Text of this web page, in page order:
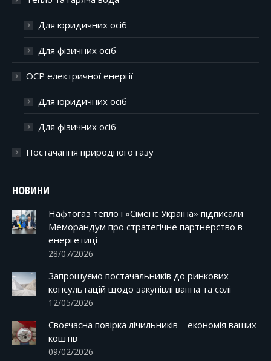
Для юридичних осіб
Для фізичних осіб
ОСР електричної енергії
Для юридичних осіб
Для фізичних осіб
Постачання природного газу
НОВИНИ
Нафтогаз тепло і «Сіменс Україна» підписали
Меморандум про стратегічне партнерство в
енергетиці
28/07/2026
Запрошуємо постачальників до ринкових
консультацій щодо закупівлі вапна та солі
12/05/2026
Своєчасна повірка лічильників – економія ваших
коштів
09/02/2026